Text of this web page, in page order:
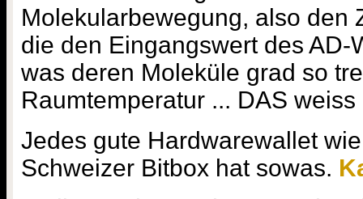
Molekularbewegung, also den
die den Eingangswert des AD-
was deren Moleküle grad so
Raumtemperatur ... DAS
Jedes gute Hardwarewallet
Schweizer Bitbox hat sowas.